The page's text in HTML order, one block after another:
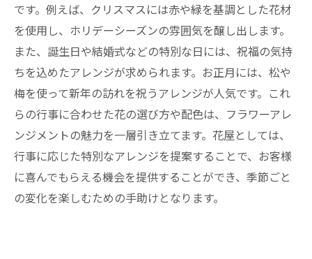
です。例えば、クリスマスには赤や緑を基調とした花材
を使用し、ホリデーシーズンの雰囲気を醸し出します。
また、誕生日や結婚式などの特別な日には、祝福の気持
ちを込めたアレンジが求められます。お正月には、松や
梅を使って新年の訪れを祝うアレンジが人気です。これ
らの行事に合わせた花の選び方や配色は、フラワーアレ
ンジメントの魅力を一層引き立てます。花屋としては、
行事に応じた特別なアレンジを提案することで、お客様
に喜んでもらえる機会を提供することができ、季節ごと
の変化を楽しむための手助けとなります。